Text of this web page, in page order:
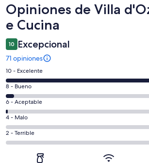
Opiniones
Opiniones de Villa
e Cucina
10 Excepcional
71 opiniones
Puntuación
de
10,
es
decir,
Excelente.
Basada
en
10 - Excelente
Puntuación
de
8,
es
decir,
Bueno.
8 - Bueno
Puntuación
de
6,
es
decir,
Aceptable.
6 - Aceptable
Puntuación
de
4,
4 - Malo
Puntuación
de
2 - Terrible